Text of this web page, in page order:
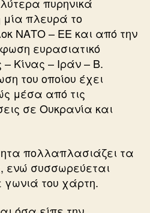
πλευρά το
ΝΑΤΟ – ΕΕ και από την
ευρασιατικό
Κίνας – Ιράν – Β.
του οποίου έχει
μέσα από τις
σε Ουκρανία και
πολλαπλασιάζει τα
ενώ συσσωρεύεται
γωνιά του χάρτη.